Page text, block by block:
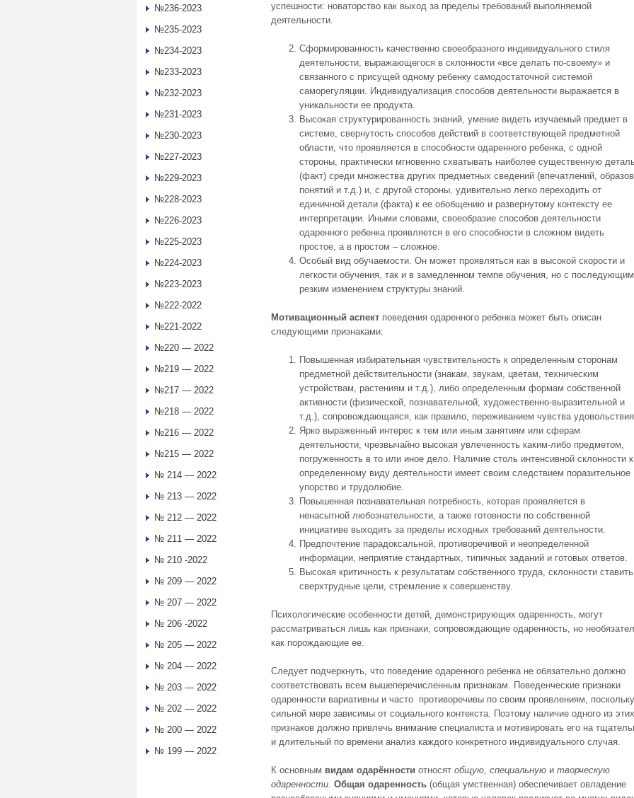
успешности: новаторство как выход за пределы требований выполняемой
деятельности.
Сформированность качественно своеобразного индивидуального стиля
деятельности, выражающегося в склонности «все делать по-своему» и
связанного с присущей одному ребенку самодостаточной системой
саморегуляции. Индивидуализация способов деятельности выражается в
уникальности ее продукта.
Высокая структурированность знаний, умение видеть изучаемый предмет в
системе, свернутость способов действий в соответствующей предметной
области, что проявляется в способности одаренного ребенка, с одной
стороны, практически мгновенно схватывать наиболее существенную
(факт) среди множества других предметных сведений (впечатлений,
понятий и т.д.) и, с другой стороны, удивительно легко переходить от
единичной детали (факта) к ее обобщению и развернутому контексту ее
интерпретации. Иными словами, своеобразие способов деятельности
одаренного ребенка проявляется в его способности в сложном видеть
простое, а в простом – сложное.
Особый вид обучаемости. Он может проявляться как в высокой скорости и
легкости обучения, так и в замедленном темпе обучения, но с последующим
резким изменением структуры знаний.
Мотивационный аспект поведения одаренного ребенка может быть описан
следующими признаками:
Повышенная избирательная чувствительность к определенным сторонам
предметной действительности (знакам, звукам, цветам, техническим
устройствам, растениям и т.д.), либо определенным формам собственной
активности (физической, познавательной, художественно-выразительной и
т.д.), сопровождающаяся, как правило, переживанием чувства
Ярко выраженный интерес к тем или иным занятиям или сферам
деятельности, чрезвычайно высокая увлеченность каким-либо предметом,
погруженность в то или иное дело. Наличие столь интенсивной склонности к
определенному виду деятельности имеет своим следствием поразительное
упорство и трудолюбие.
Повышенная познавательная потребность, которая проявляется в
ненасытной любознательности, а также готовности по собственной
инициативе выходить за пределы исходных требований деятельности.
Предпочтение парадоксальной, противоречивой и неопределенной
информации, неприятие стандартных, типичных заданий и готовых ответов.
Высокая критичность к результатам собственного труда, склонности ставить
сверхтрудные цели, стремление к совершенству.
Психологические особенности детей, демонстрирующих одаренность, могут
рассматриваться лишь как признаки, сопровождающие одаренность, но
как порождающие ее.
Следует подчеркнуть, что поведение одаренного ребенка не обязательно должно
соответствовать всем вышеперечисленным признакам. Поведенческие признаки
одаренности вариативны и часто противоречивы по своим проявлениям,
сильной мере зависимы от социального контекста. Поэтому наличие одного из этих
признаков должно привлечь внимание специалиста и мотивировать его на
и длительный по времени анализ каждого конкретного индивидуального случая.
К основным видам одарённости относят общую, специальную и творческую
одаренности. Общая одаренность (общая умственная) обеспечивает овладение
№236-2023
№235-2023
№234-2023
№233-2023
№232-2023
№231-2023
№230-2023
№227-2023
№229-2023
№228-2023
№226-2023
№225-2023
№224-2023
№223-2023
№222-2022
№221-2022
№220 — 2022
№219 — 2022
№217 — 2022
№218 — 2022
№216 — 2022
№215 — 2022
№ 214 — 2022
№ 213 — 2022
№ 212 — 2022
№ 211 — 2022
№ 210 -2022
№ 209 — 2022
№ 207 — 2022
№ 206 -2022
№ 205 — 2022
№ 204 — 2022
№ 203 — 2022
№ 202 — 2022
№ 200 — 2022
№ 199 — 2022